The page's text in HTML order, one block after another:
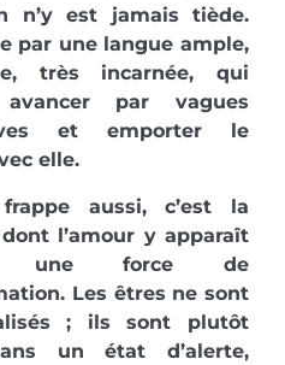
n’y est jamais tiède.
par une langue ample,
très incarnée, qui
par vagues
et emporter le
elle.
aussi, c’est la
l’amour y apparaît
une force de
Les êtres ne sont
; ils sont plutôt
un état d’alerte,